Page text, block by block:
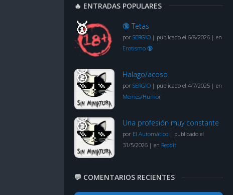
🔥 ENTRADAS POPULARES
🔞 Tetas
por SERGIO | publicado el 6/8/2026 | en
Erotismo 🔞
Halago/acoso
por SERGIO | publicado el 4/7/2025 | en
Memes/Humor
Una profesión muy constante
por El Automático | publicado el
31/5/2026 | en Reddit
💬 COMENTARIOS RECIENTES